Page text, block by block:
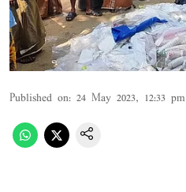
Published on: 24 May 2023, 12:33 pm